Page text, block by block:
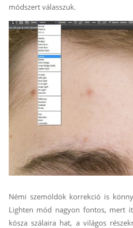
módszert válasszuk.
Némi szemöldök korrekció is
Lighten mód nagyon fontos, mert
kósza szálaira hat, a világos